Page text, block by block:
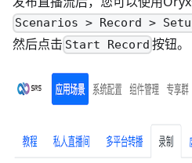
Scenarios > Record >
然后点击 Start Record 按钮。